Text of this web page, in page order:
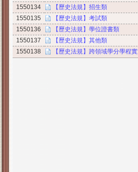
1550134
【歷史法規】招生類
1550135
【歷史法規】考試類
1550136
【歷史法規】學位證書類
1550137
【歷史法規】其他類
1550138
【歷史法規】跨領域學分學程